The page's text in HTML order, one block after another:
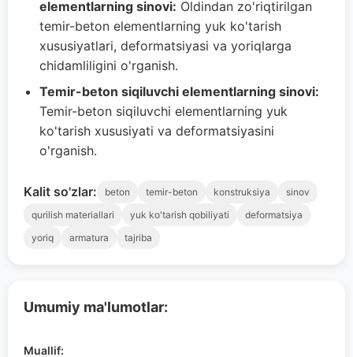
Umumiy ma'lumotlar:
Muallif:
elementlarning sinovi: Oldindan zo'riqtirilgan
temir-beton elementlarning yuk ko'tarish
xususiyatlari, deformatsiyasi va yoriqlarga
chidamliligini o'rganish.
Temir-beton siqiluvchi elementlarning sinovi:
Temir-beton siqiluvchi elementlarning yuk
ko'tarish xususiyati va deformatsiyasini
o'rganish.
Kalit so'zlar: beton temir-beton konstruksiya
sinov
qurilish materiallari
yuk ko'tarish qobiliyati
deformatsiya
yoriq
armatura tajriba